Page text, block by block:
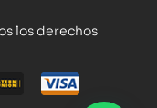
los derechos